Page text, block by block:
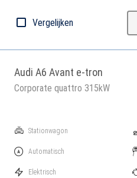
Vergelijken
Audi A6 Avant e-tron
Corporate quattro 315kW
Stationwagon
Automatisch
Elektrisch